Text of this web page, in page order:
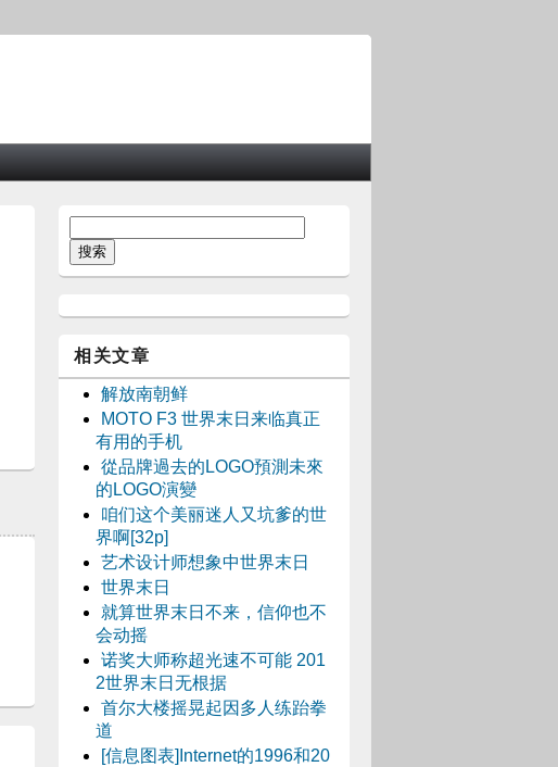
相关文章
解放南朝鲜
MOTO F3 世界末日来临真正
有用的手机
從品牌過去的LOGO預測未來
的LOGO演變
咱们这个美丽迷人又坑爹的世
界啊[32p]
艺术设计师想象中世界末日
世界末日
就算世界末日不来，信仰也不
会动摇
诺奖大师称超光速不可能 201
2世界末日无根据
首尔大楼摇晃起因多人练跆拳
道
[信息图表]Internet的1996和20